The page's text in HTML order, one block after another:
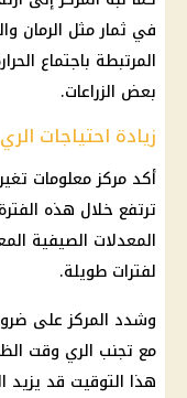
في ثمار مثل الرمان
المرتبطة باجتماع
بعض الزراعات.
زيادة احتياجات
أكد مركز معلومات تغير
المعدلات الصيفية
لفترات طويلة.
وشدد المركز على
مع تجنب الري وقت
هذا التوقيت قد يزيد